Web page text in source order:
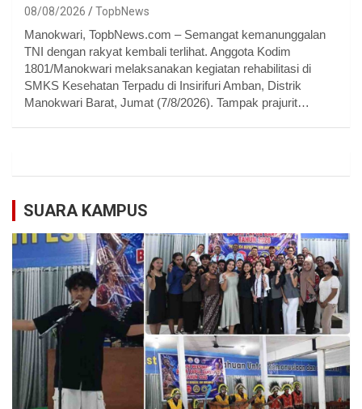
08/08/2026 TopbNews
Manokwari, TopbNews.com – Semangat kemanunggalan
TNI dengan rakyat kembali terlihat. Anggota Kodim
1801/Manokwari melaksanakan kegiatan rehabilitasi di
SMKS Kesehatan Terpadu di Insirifuri Amban, Distrik
Manokwari Barat, Jumat (7/8/2026). Tampak prajurit…
SUARA KAMPUS